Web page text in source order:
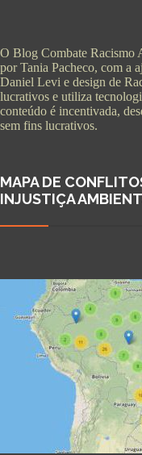
O Blog Combate Racismo
por Tania Pacheco, com a
Daniel Levi e design de
lucrativos e utiliza
conteúdo é incentivada,
sem fins lucrativos.
MAPA DE
INJUSTIÇA